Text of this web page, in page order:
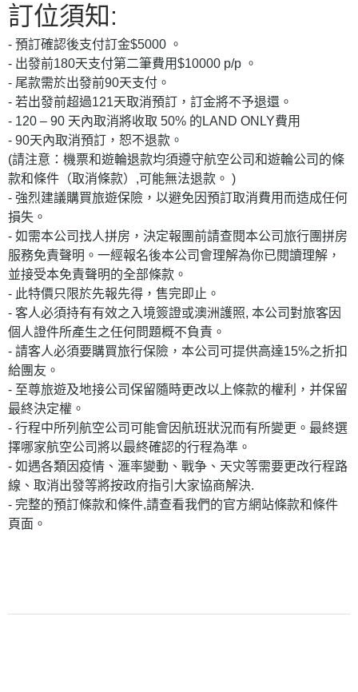
訂位須知:
- 預訂確認後支付訂金$5000 。
- 出發前180天支付第二筆費用$10000 p/p 。
- 尾款需於出發前90天支付。
- 若出發前超過121天取消預訂，訂金將不予退還。
- 120 – 90 天內取消將收取 50% 的LAND ONLY費用
- 90天內取消預訂，恕不退款。
(請注意：機票和遊輪退款均須遵守航空公司和遊輪公司的條
款和條件（取消條款）,可能無法退款。 )
- 強烈建議購買旅遊保險，以避免因預訂取消費用而造成任何
損失。
- 如需本公司找人拼房，決定報團前請查閱本公司旅行團拼房
服務免責聲明。一經報名後本公司會理解為你已閱讀理解，
並接受本免責聲明的全部條款。
- 此特價只限於先報先得，售完即止。
- 客人必須持有有效之入境簽證或澳洲護照, 本公司對旅客因
個人證件所產生之任何問題概不負責。
- 請客人必須要購買旅行保險，本公司可提供高達15%之折扣
給團友。
- 至尊旅遊及地接公司保留隨時更改以上條款的權利，并保留
最終決定權。
- 行程中所列航空公司可能會因航班狀況而有所變更。最終選
擇哪家航空公司將以最終確認的行程為準。
- 如遇各類因疫情、滙率變動、戰争、天灾等需要更改行程路
線、取消出發等將按政府指引大家協商解決.
- 完整的預訂條款和條件,請查看我們的官方網站條款和條件
頁面。